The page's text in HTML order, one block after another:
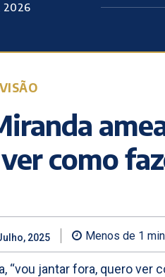
2026
como
2025 Menos de 1
“vou jantar fora, quero ver